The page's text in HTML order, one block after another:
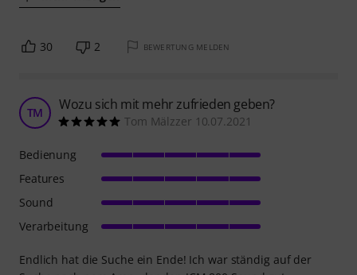
30 2 BEWERTUNG MELDEN
TM Wozu sich mit mehr zufrieden geben?
Tom Mälzzer 10.07.2021
Endlich hat die Suche ein Ende! Ich war ständig auf der
Bedienung
Features
Sound
Verarbeitung